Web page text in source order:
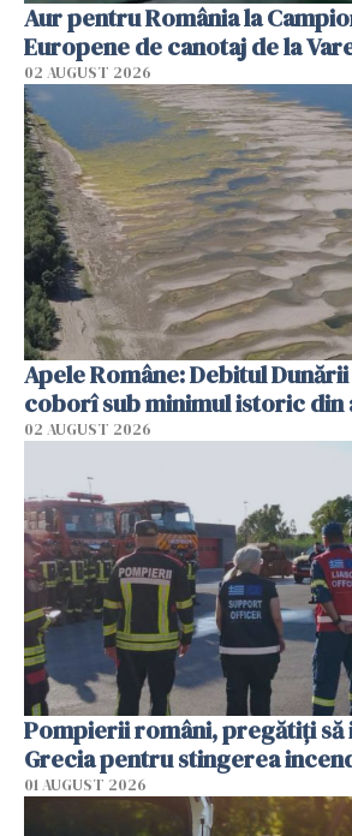
Aur pentru România la
Europene de canotaj de la
02 AUGUST 2026
Apele Române: Debitul
coborî sub minimul istoric din
02 AUGUST 2026
Pompierii români, pregătiţi să
Grecia pentru stingerea
01 AUGUST 2026